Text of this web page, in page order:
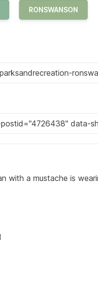
RONSWANSON
with a mustache is